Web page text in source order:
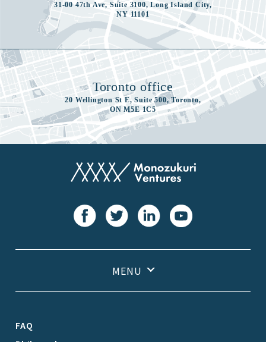
31-00 47th Ave, Suite 3100, Long Island City,
NY 11101
Toronto office
20 Wellington St E, Suite 500, Toronto,
ON M5E 1C5
FAQ